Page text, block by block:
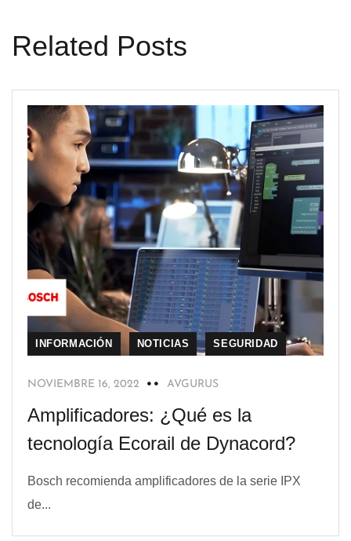
Related Posts
INFORMACIÓN NOTICIAS SEGURIDAD
NOVIEMBRE 16, 2022 AVGURUS
Amplificadores: ¿Qué es la
tecnología Ecorail de Dynacord?
Bosch recomienda amplificadores de la serie IPX
de...